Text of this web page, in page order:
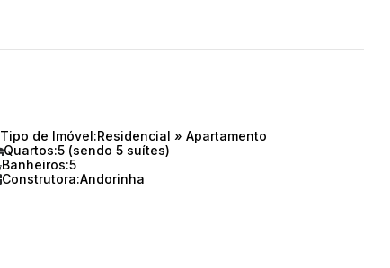
Tipo de Imóvel:Residencial » Apartamento
Quartos:5 (sendo 5 suítes)
Banheiros:5
Construtora:Andorinha